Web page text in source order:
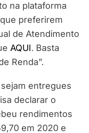
na plataforma
preferirem
de Atendimento
AQUI. Basta
Renda”.
entregues
declarar o
rendimentos
em 2020 e